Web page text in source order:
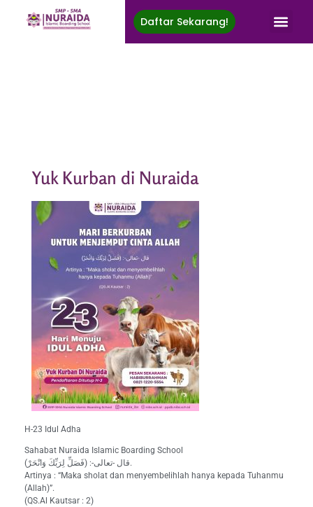
Daftar Sekarang!
Yuk Kurban di Nuraida
H-23 Idul Adha
Sahabat Nuraida Islamic Boarding School
قال -تعالى-: (فَصَلِّ لِرَبِّكَ وَانْحَرْ).
Artinya : “Maka sholat dan menyembelihlah hanya kepada Tuhanmu
(Allah)”.
(QS.Al Kautsar : 2)